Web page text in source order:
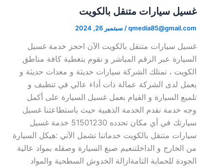
غسيل سيارات متنقل بالكويت
qmedia85@gmail.com
/سبتمبر 26, 2024
غسيل سيارات متنقل بالكويت الآن احجز خدمة غسيل
السيارة عبر الرقم المباشر و نقوم بتغطية كافة مناطق
الكويت ، تمتلك الشركة سيارات حديثة و معدات حديثة و
يعمل لدى الشركة عمالة ذات أداء عالي في تنظيف و
تلميع السيارة و القيام بعمل غسيل السيارة على أكمل
وجه خدمة نقدم الخدمة الذهبية حيث باستطاعتنا غسيل
سيارتك في أي مكان تحدده 51501230 خدمة غسيل
سيارات متنقل بالكويت خدماتنا تشمل الآتي :هيكل السيارة
من الخارج و الداخلتنعيم صبغ السيارة وصقله بمواد عالية
الجودة للحماية التامةازالة الخدوش السطحية والمواد